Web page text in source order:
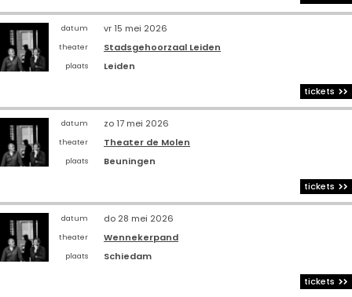
datum vr 15 mei 2026
theater Stadsgehoorzaal Leiden
plaats
Leiden
tickets
datum zo 17 mei 2026
theater Theater de Molen
plaats
Beuningen
tickets
datum do 28 mei 2026
theater Wennekerpand
plaats
Schiedam
tickets